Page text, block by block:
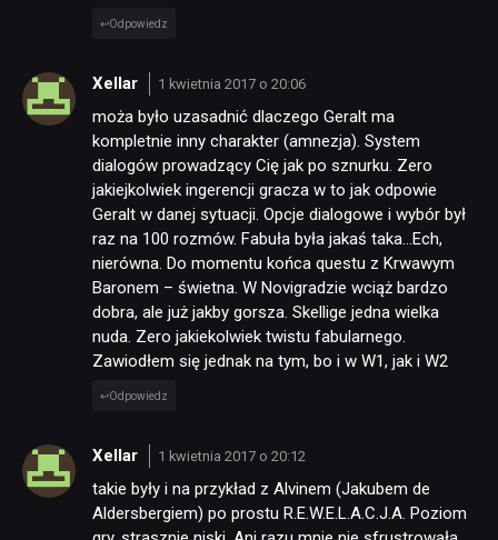
Odpowiedz
Xellar 1 kwietnia 2017 o 20:06
moża było uzasadnić dlaczego Geralt ma
kompletnie inny charakter (amnezja). System
dialogów prowadzący Cię jak po sznurku. Zero
jakiejkolwiek ingerencji gracza w to jak odpowie
Geralt w danej sytuacji. Opcje dialogowe i wybór był
raz na 100 rozmów. Fabuła była jakaś taka…Ech,
nierówna. Do momentu końca questu z Krwawym
Baronem – świetna. W Novigradzie wciąż bardzo
dobra, ale już jakby gorsza. Skellige jedna wielka
nuda. Zero jakiekolwiek twistu fabularnego.
Zawiodłem się jednak na tym, bo i w W1, jak i W2
Odpowiedz
Xellar 1 kwietnia 2017 o 20:12
takie były i na przykład z Alvinem (Jakubem de
Aldersbergiem) po prostu R.E.W.E.L.A.C.J.A. Poziom